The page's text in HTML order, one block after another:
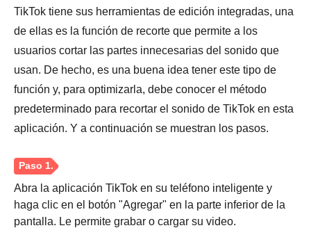
TikTok tiene sus herramientas de edición integradas, una
de ellas es la función de recorte que permite a los
usuarios cortar las partes innecesarias del sonido que
usan. De hecho, es una buena idea tener este tipo de
función y, para optimizarla, debe conocer el método
predeterminado para recortar el sonido de TikTok en esta
aplicación. Y a continuación se muestran los pasos.
Abra la aplicación TikTok en su teléfono inteligente y
haga clic en el botón "Agregar" en la parte inferior de la
pantalla. Le permite grabar o cargar su video.